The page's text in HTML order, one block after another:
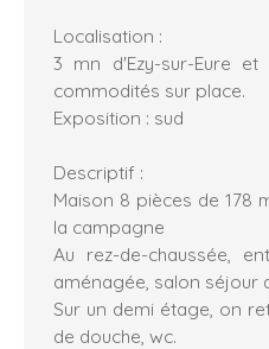
Localisation :
3 mn d'Ezy-sur-Eure
commodités sur place.
Exposition : sud
Descriptif :
Maison 8 pièces de 178
la campagne
Au rez-de-chaussée,
aménagée, salon séjour
Sur un demi étage, on
de douche, wc.